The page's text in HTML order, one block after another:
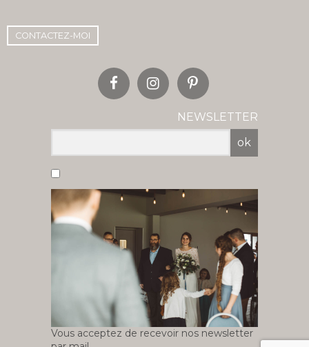
CONTACTEZ-MOI
NEWSLETTER
Vous acceptez de recevoir nos newsletter
ok